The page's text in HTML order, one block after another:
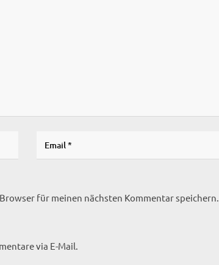
für meinen nächsten Kommentar speichern.
via E-Mail.